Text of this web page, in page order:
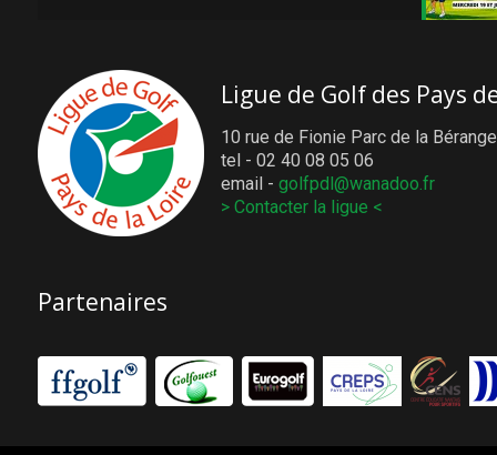
Ligue de Golf des Pays
10 rue de Fionie Parc de la
tel - 02 40 08 05 06
email - golfpdl@wanadoo.fr
> Contacter la ligue <
Partenaires